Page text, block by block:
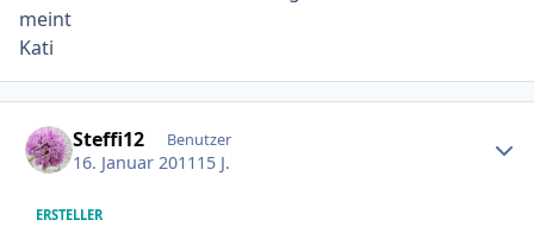
meint
Kati
Steffi12 Benutzer
16. Januar 2011 15 J.
ERSTELLER